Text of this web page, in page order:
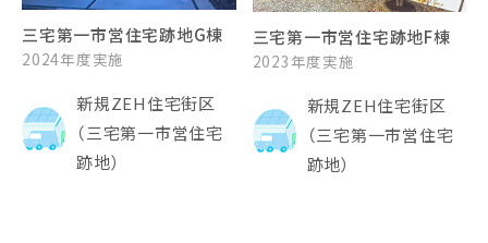
三宅第一市営住宅跡地G棟
2024年度実施
新規ZEH住宅街区
（三宅第一市営住宅
跡地）
三宅第一市営住宅跡地F棟
2023年度実施
新規ZEH住宅街区
（三宅第一市営住宅
跡地）